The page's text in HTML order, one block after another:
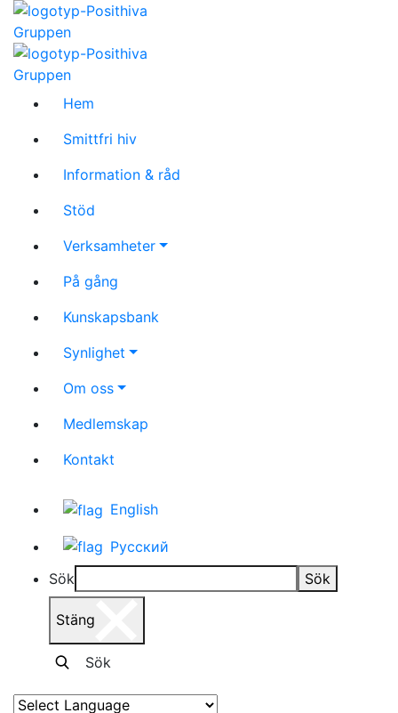
Hem
Smittfri hiv
Information & råd
Stöd
Verksamheter
På gång
Kunskapsbank
Synlighet
Om oss
Medlemskap
Kontakt
English
Русский
Sök
Sök
Stäng
Sök